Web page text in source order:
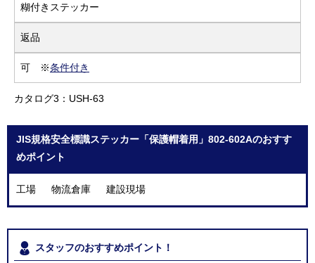
糊付きステッカー
返品
可 ※条件付き
カタログ3：USH-63
JIS規格安全標識ステッカー「保護帽着用」802-602Aのおすす
めポイント
工場 物流倉庫 建設現場
スタッフのおすすめポイント！